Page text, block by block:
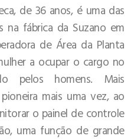
de 36 anos, é uma das
na fábrica da Suzano em
de Área da Planta
a ocupar o cargo no
pelos homens. Mais
mais uma vez, ao
o painel de controle
uma função de grande